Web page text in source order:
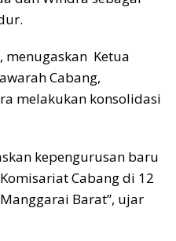
menugaskan Ketua
Cabang,
melakukan konsolidasi
kepengurusan baru
Cabang di 12
Barat”, ujar